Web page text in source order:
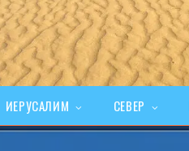
ИЕРУСАЛИМ СЕВЕР